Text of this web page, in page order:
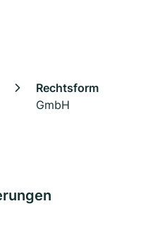
Rechtsform
GmbH